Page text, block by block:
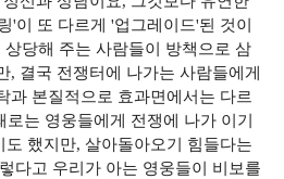
'이 또 다르게 '업그레이드'된 것이
당해 주는 사람들이 방책으로 삼
, 결국 전쟁터에 나가는 사람들에게
과 본질적으로 효과면에서는 다르
는 영웅들에게 전쟁에 나가 이기
했지만, 살아돌아오기 힘들다는
다고 우리가 아는 영웅들이 비보를